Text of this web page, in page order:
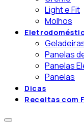
Light e Fit
Molhos
Panelas
Panelas
Panelas
Dicas
Receitas com